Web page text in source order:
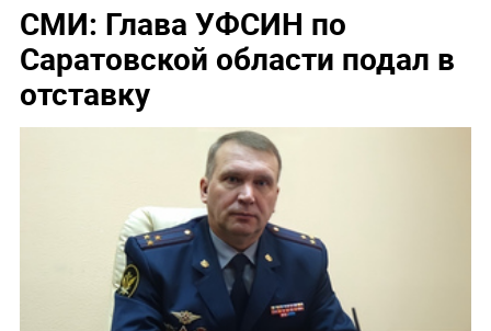
СМИ: Глава УФСИН по
Саратовской области подал в
отставку